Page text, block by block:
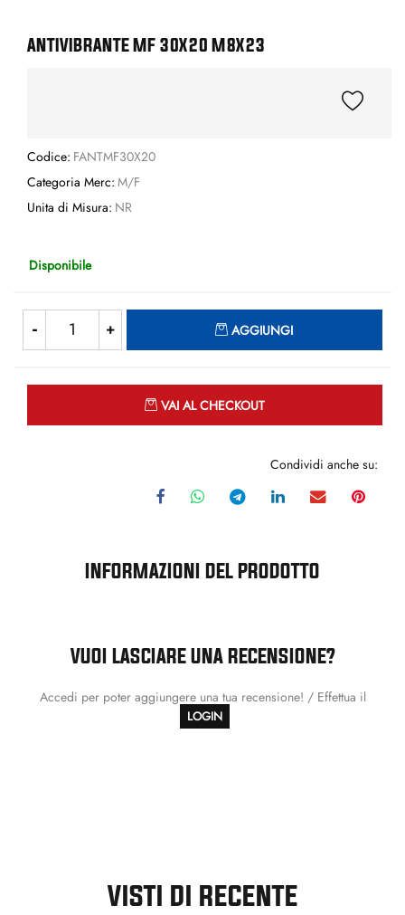
ANTIVIBRANTE MF 30X20 M8X23
Codice: FANTMF30X20
Categoria Merc: M/F
Unita di Misura: NR
Disponibile
AGGIUNGI
VAI AL CHECKOUT
Condividi anche su:
INFORMAZIONI DEL PRODOTTO
VUOI LASCIARE UNA RECENSIONE?
Accedi per poter aggiungere una tua recensione! / Effettua il
LOGIN
VISTI DI RECENTE